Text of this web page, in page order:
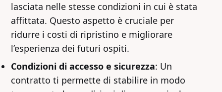
lasciata nelle stesse condizioni in cui è stata
affittata. Questo aspetto è cruciale per
ridurre i costi di ripristino e migliorare
l’esperienza dei futuri ospiti.
Condizioni di accesso e sicurezza: Un
contratto ti permette di stabilire in modo